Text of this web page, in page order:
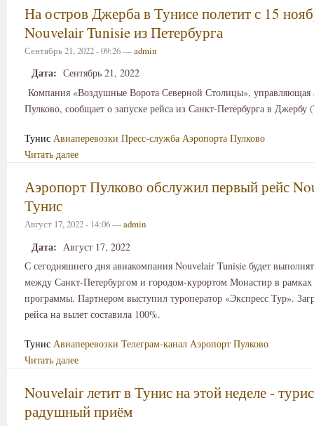
На остров Джерба в Тунисе полетит с 15
Nouvelair Tunisie из Петербурга
Сентябрь 21, 2022 - 09:26 —admin
Дата: Сентябрь 21, 2022
Компания «Воздушные Ворота Северной Столицы», управляющая
Пулково, сообщает о запуске рейса из Санкт-Петербурга в Джербу
Тунис Авиаперевозки Пресс-служба Аэропорта Пулково
Читать далее
Аэропорт Пулково обслужил первый рейс
Тунис
Август 17, 2022 - 14:06 —admin
Дата: Август 17, 2022
С сегодняшнего дня авиакомпания Nouvelair Tunisie будет
между Санкт-Петербургом и городом-курортом Монастир в рамках
программы. Партнером выступил туроператор «Экспресс Тур».
рейса на вылет составила 100%.
Тунис Авиаперевозки Телеграм-канал Аэропорт Пулково
Читать далее
Nouvelair летит в Тунис на этой неделе -
радушный приём